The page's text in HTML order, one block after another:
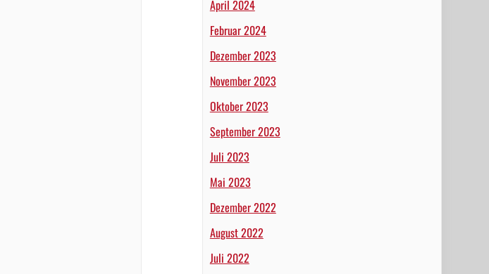
April 2024
Februar 2024
Dezember 2023
November 2023
Oktober 2023
September 2023
Juli 2023
Mai 2023
Dezember 2022
August 2022
Juli 2022